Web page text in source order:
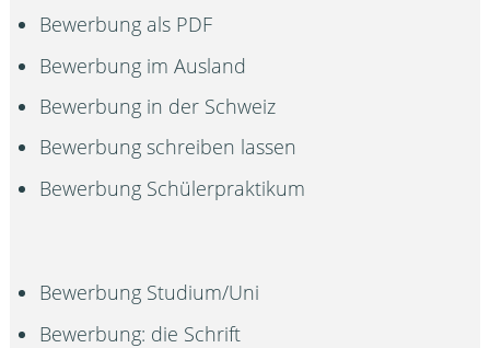
Bewerbung als PDF
Bewerbung im Ausland
Bewerbung in der Schweiz
Bewerbung schreiben lassen
Bewerbung Schülerpraktikum
Bewerbung Studium/Uni
Bewerbung: die Schrift